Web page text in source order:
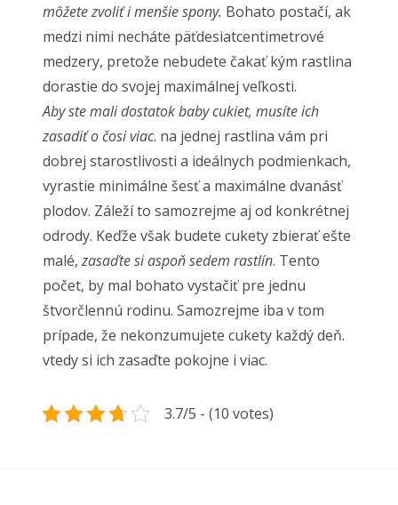
môžete zvoliť i menšie spony. Bohato postačí, ak
medzi nimi necháte päťdesiatcentimetrové
medzery, pretože nebudete čakať kým rastlina
dorastie do svojej maximálnej veľkosti.
Aby ste mali dostatok baby cukiet, musíte ich
zasadiť o čosi viac. na jednej rastlina vám pri
dobrej starostlivosti a ideálnych podmienkach,
vyrastie minimálne šesť a maximálne dvanásť
plodov. Záleží to samozrejme aj od konkrétnej
odrody. Keďže však budete cukety zbierať ešte
malé,zasaďte si aspoň sedem rastlín. Tento
počet, by mal bohato vystačiť pre jednu
štvorčlennú rodinu. Samozrejme iba v tom
prípade, že nekonzumujete cukety každý deň.
vtedy si ich zasaďte pokojne i viac.
3.7/5 - (10 votes)